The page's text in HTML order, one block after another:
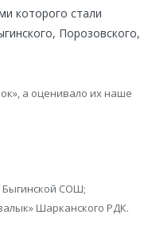
которого стали
Порозовского,
а оценивало их наше
Быгинской СОШ;
Шарканского РДК.